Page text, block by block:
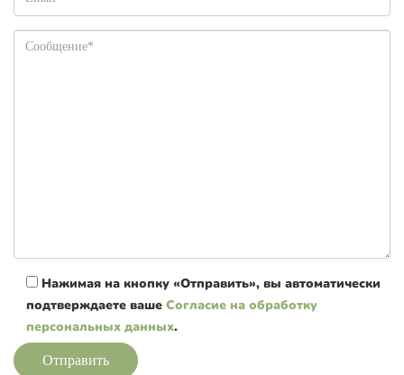
Нажимая на кнопку «Отправить», вы автоматически
подтверждаете ваше Согласие на обработку
персональных данных.
Отправить